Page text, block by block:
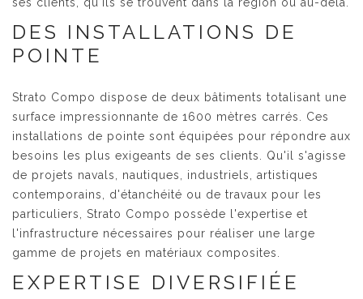
DES INSTALLATIONS DE
POINTE
Strato Compo dispose de deux bâtiments totalisant une
surface impressionnante de 1600 mètres carrés. Ces
installations de pointe sont équipées pour répondre aux
besoins les plus exigeants de ses clients. Qu'il s'agisse
de projets navals, nautiques, industriels, artistiques
contemporains, d'étanchéité ou de travaux pour les
particuliers, Strato Compo possède l'expertise et
l'infrastructure nécessaires pour réaliser une large
gamme de projets en matériaux composites.
EXPERTISE DIVERSIFIÉE